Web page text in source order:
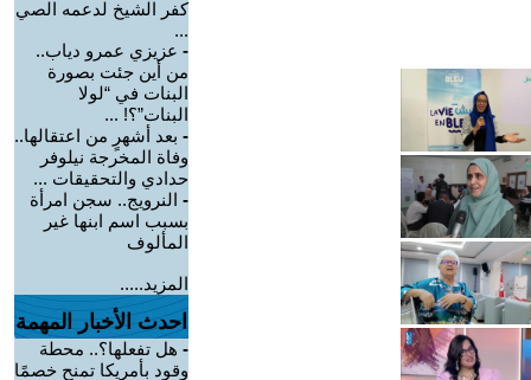
كفر الشيخ لدعمه الصي
...
- عزيزي عمرو دياب..
من أين جئت بصورة
البنات في “لولا
البنات”؟! ...
- بعد أشهرٍ من اعتقالها..
وفاة المخرجة نيلوفر
حدادي والتحقيقات ...
- النرويج.. سجن امرأة
بسبب اسم ابنها غير
المألوف
المزيد.....
احدث الأخبار المهمة
- هل تفعلها؟.. محطة
وقود بأمريكا تمنح خصمًا